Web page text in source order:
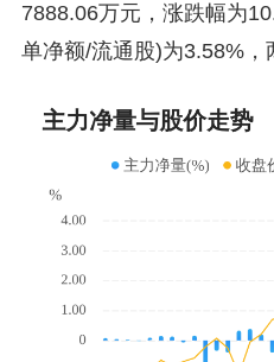
7888.06万元，涨跌幅为
单净额/流通股)为3.58%，